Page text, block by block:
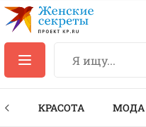
КРАСОТА МОДА